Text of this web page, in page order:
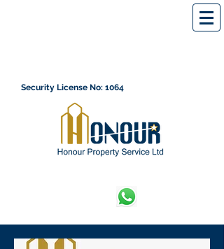
Security License No: 1064